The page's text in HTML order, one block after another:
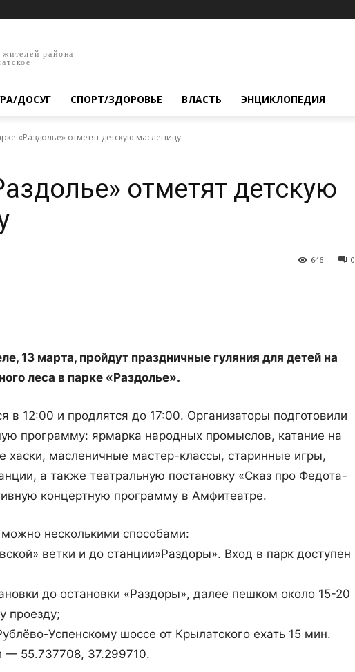
района
ДОСУГ СПОРТ/ЗДОРОВЬЕ ВЛАСТЬ ЭНЦИКЛОПЕДИЯ
«Раздолье» отметят детскую масленицу
отметят детскую
0
646
13 марта, пройдут праздничные гуляния для детей на
леса в парке «Раздолье».
в 12:00 и продлятся до 17:00. Организаторы подготовили
программу: ярмарка народных промыслов, катание на
хаски, масленичные мастер-классы, старинные игры,
а также театральную постановку «Сказ про Федота-
концертную программу в Амфитеатре.
несколькими способами:
ветки и до станции»Раздоры». Вход в парк доступен
до остановки «Раздоры», далее пешком около 15-20
проезду;
Успенскому шоссе от Крылатского ехать 15 мин.
— 55.737708, 37.299710.